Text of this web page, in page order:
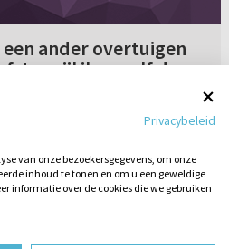
een ander overtuigen
terwijl ik er zelf de
Hoe moet ik voor 'mijn
ik er zelf heel sterk aan
kan ik een ander
geloo...
06-05-2006
Privacybeleid
van onze bezoekersgegevens, om onze
inhoud te tonen en om u een geweldige
informatie over de cookies die we gebruiken